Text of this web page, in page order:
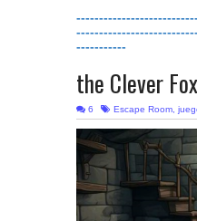
-----------
the Clever
6 Escape Room,